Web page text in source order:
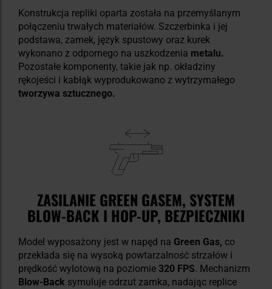
Konstrukcja repliki oparta została na przemyślanym
połączeniu trwałych materiałów. Szczerbinka i jej
podstawa, zamek, język spustowy oraz kurek
wykonano z odpornego na uszkodzenia metalu.
Pozostałe komponenty, takie jak np. okładziny
rękojeści i kabłąk wyprodukowano z wytrzymałego
tworzywa sztucznego.
ZASILANIE GREEN GASEM, SYSTEM
BLOW-BACK I HOP-UP, BEZPIECZNIKI
Model wyposażony jest w napęd na Green Gas, co
przekłada się na wysoką powtarzalność strzałów i
prędkość wylotową na poziomie 320 FPS. Mechanizm
Blow-Back symuluje odrzut zamka, nadając replice